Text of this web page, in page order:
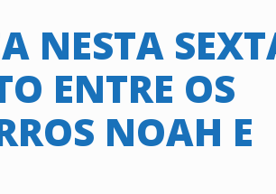
NESTA
ENTRE OS
NOAH E